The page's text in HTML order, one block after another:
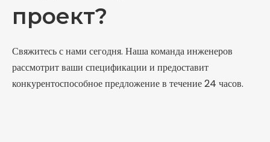
проект?
Свяжитесь с нами сегодня. Наша команда инженеров
рассмотрит ваши спецификации и предоставит
конкурентоспособное предложение в течение 24 часов.